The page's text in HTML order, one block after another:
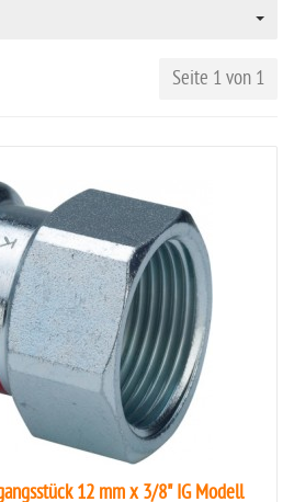
Seite 1 von 1
12 mm x 3/8" IG Modell